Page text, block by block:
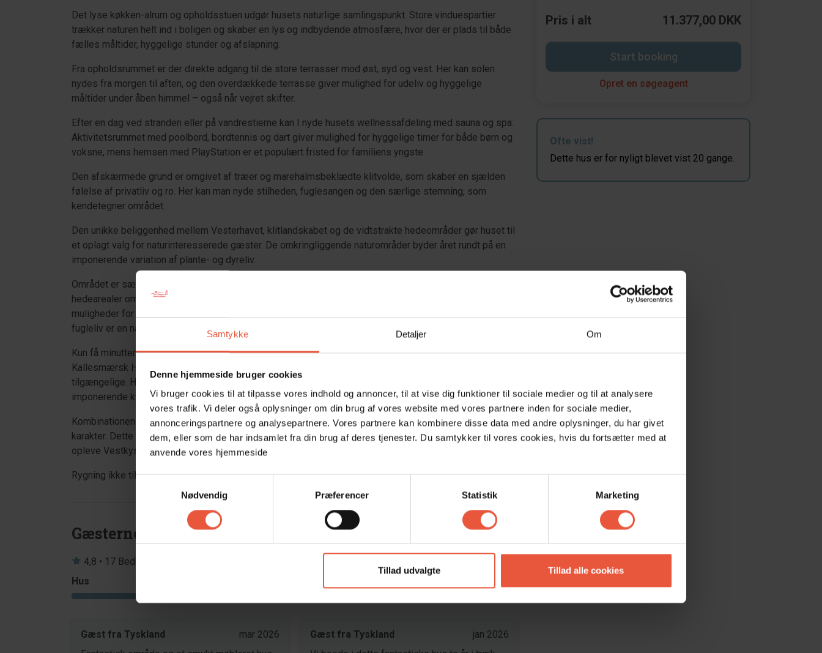
Samtykke Detaljer Om
Denne hjemmeside bruger cookies
Vi bruger cookies til at tilpasse vores indhold og annoncer, til at vise dig funktioner til sociale medier og til at analysere
vores trafik. Vi deler også oplysninger om din brug af vores website med vores partnere inden for sociale medier,
annonceringspartnere og analysepartnere. Vores partnere kan kombinere disse data med andre oplysninger, du har givet
dem, eller som de har indsamlet fra din brug af deres tjenester. Du samtykker til vores cookies, hvis du fortsætter med at
anvende vores hjemmeside
Samtykkevalg
Nødvendig
Præferencer Statistik Marketing
Tillad udvalgte Tillad alle cookies
Det lyse køkken-alrum og opholdsstuen udgør husets naturlige samlingspunkt. Store vinduespartier
trækker naturen helt ind i boligen og skaber en lys og indbydende atmosfære, hvor der er plads til både
fælles måltider, hyggelige stunder og afslapning.
Fra opholdsrummet er der direkte adgang til de store terrasser mod øst, syd og vest. Her kan solen
nydes fra morgen til aften, og den overdækkede terrasse giver mulighed for udeliv og hyggelige
måltider under åben himmel – også når vejret skifter.
Efter en dag ved stranden eller på vandrestierne kan I nyde husets wellnessafdeling med sauna og spa.
Aktivitetsrummet med poolbord, bordtennis og dart giver mulighed for hyggelige timer for både børn og
voksne, mens hemsen med PlayStation er et populært fristed for familiens yngste.
Den afskærmede grund er omgivet af træer og marehalmsbeklædte klitvolde, som skaber en sjælden
følelse af privatliv og ro. Her kan man nyde stilheden, fuglesangen og den særlige stemning, som
kendetegner området.
Den unikke beliggenhed mellem Vesterhavet, klitlandskabet og de vidtstrakte hedeområder gør huset til
et oplagt valg for naturinteresserede gæster. De omkringliggende naturområder byder året rundt på en
imponerende variation af plante- og dyreliv.
Området er særligt kendt for sin store bestand af kronvildt, som ofte kan opleves på de åbne
hedearealer omkring Kallesmærsk Hede. I de tidlige morgen- og sene aftentimer er der gode
muligheder for at opleve de imponerende dyr i deres naturlige omgivelser. Også rådyr, harer og et rigt
fugleliv er en naturlig del af områdets særlige karakter.
Kun få minutters gang fra huset ligger det prisbelønnede Tirpitz Museum. Derudover er både
Kallesmærsk Hede, Hvidbjerg Strand og de store fredede naturområder mellem Blåvand og Ho let
tilgængelige. Her finder I kilometerlange vandre- og cykelruter gennem nogle af Danmarks mest
imponerende kystlandskaber.
Kombinationen af uspoleret natur, åbne vidder, frisk havluft og enestående ro giver stedet en helt særlig
karakter. Dette sommerhus er mere end blot en feriebolig – det er et fristed for dem, der ønsker at
opleve Vestkystens natur og charme i komfortable og stemningsfulde rammer.
Rygning ikke tilladt. Ungdomsgrupper INGEN ADGANG
Gæsterne siger
4,8 • 17 Bedømmelser
Hus
Gæst fra Tyskland
mar 2026
Gæst fra Tyskland
jan 2026
Pris i alt 11.377,00 DKK
Start booking
Opret en søgeagent
Ofte vist!
Dette hus er for nyligt blevet vist 20 gange.